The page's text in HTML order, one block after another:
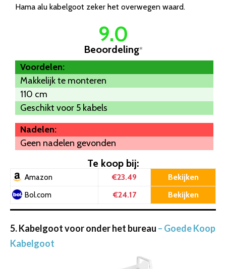
Hama alu kabelgoot zeker het overwegen waard.
9.0
Beoordeling*
Voordelen:
Makkelijk te monteren
110 cm
Geschikt voor 5 kabels
Nadelen:
Geen nadelen gevonden
Te koop bij:
Amazon €23.49 Bekijken
Bol.com €24.17 Bekijken
5. Kabelgoot voor onder het bureau – Goede Koop
Kabelgoot